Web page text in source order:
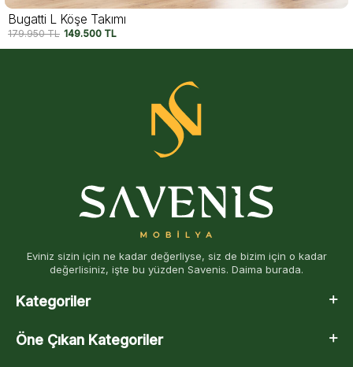
Ares L Köşe Takımı
179.500TL 147.750
Eviniz sizin için ne kadar değerliyse, siz de bizim için o kadar
değerlisiniz, işte bu yüzden Savenis. Daima burada.
Kategoriler
Öne Çıkan Kategoriler